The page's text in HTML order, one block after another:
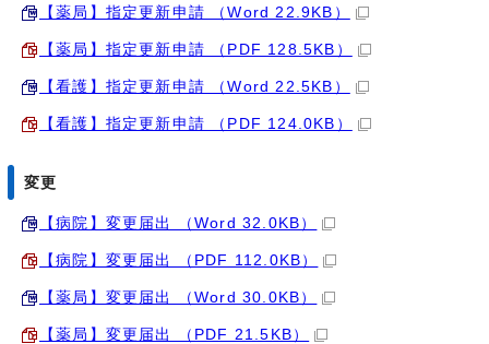
【薬局】指定更新申請 （Word 22.9KB）
【薬局】指定更新申請 （PDF 128.5KB）
【看護】指定更新申請 （Word 22.5KB）
【看護】指定更新申請 （PDF 124.0KB）
変更
【病院】変更届出 （Word 32.0KB）
【病院】変更届出 （PDF 112.0KB）
【薬局】変更届出 （Word 30.0KB）
【薬局】変更届出 （PDF 21.5KB）